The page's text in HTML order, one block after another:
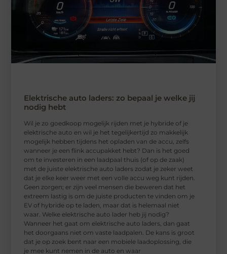
Elektrische auto laders: zo bepaal je welke jij
nodig hebt
Wil je zo goedkoop mogelijk rijden met je hybride of je
elektrische auto en wil je het tegelijkertijd zo makkelijk
mogelijk hebben tijdens het opladen van de accu, zelfs
wanneer je een flink accupakket hebt? Dan is het goed
om te investeren in een laadpaal thuis (of op de zaak)
met de juiste elektrische auto laders zodat je zeker weet
dat je elke keer weer met een volle accu weg kunt rijden.
Geen zorgen; er zijn veel mensen die beweren dat het
extreem lastig is om de juiste producten te vinden om je
EV of hybride op te laden, maar dat is helemaal niet
waar. Welke elektrische auto lader heb jij nodig?
Wanneer het gaat om elektrische auto laders, dan gaat
het doorgaans niet om vaste laadpalen. De kans is groot
dat je op zoek bent naar een mobiele laadoplossing, die
je mee kunt nemen in de auto en waar